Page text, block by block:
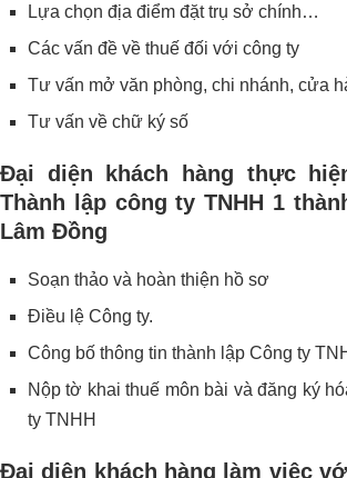
Lựa chọn địa điểm đặt trụ sở chính…
Các vấn đề về thuế đối với công ty
Tư vấn mở văn phòng, chi nhánh, cửa
Tư vấn về chữ ký số
Đại diện khách hàng thực
Thành lập công ty TNHH 1
Lâm Đồng
Soạn thảo và hoàn thiện hồ sơ
Điều lệ Công ty.
Công bố thông tin thành lập Công ty
Nộp tờ khai thuế môn bài và đăng ký
ty TNHH
Đại diện khách hàng làm việc